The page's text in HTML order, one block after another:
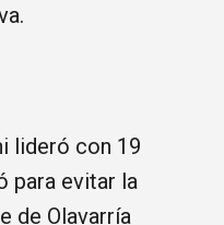
lideró con 19
para evitar la
de Olavarría